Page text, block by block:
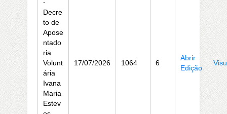
-
Decre
to de
Apose
ntado
ria
Volunt
ária
Ivana
Maria
Estev
17/07/2026 1064 6
Abrir
Edição